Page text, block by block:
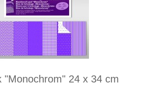
"Monochrom" 24 x 34 cm